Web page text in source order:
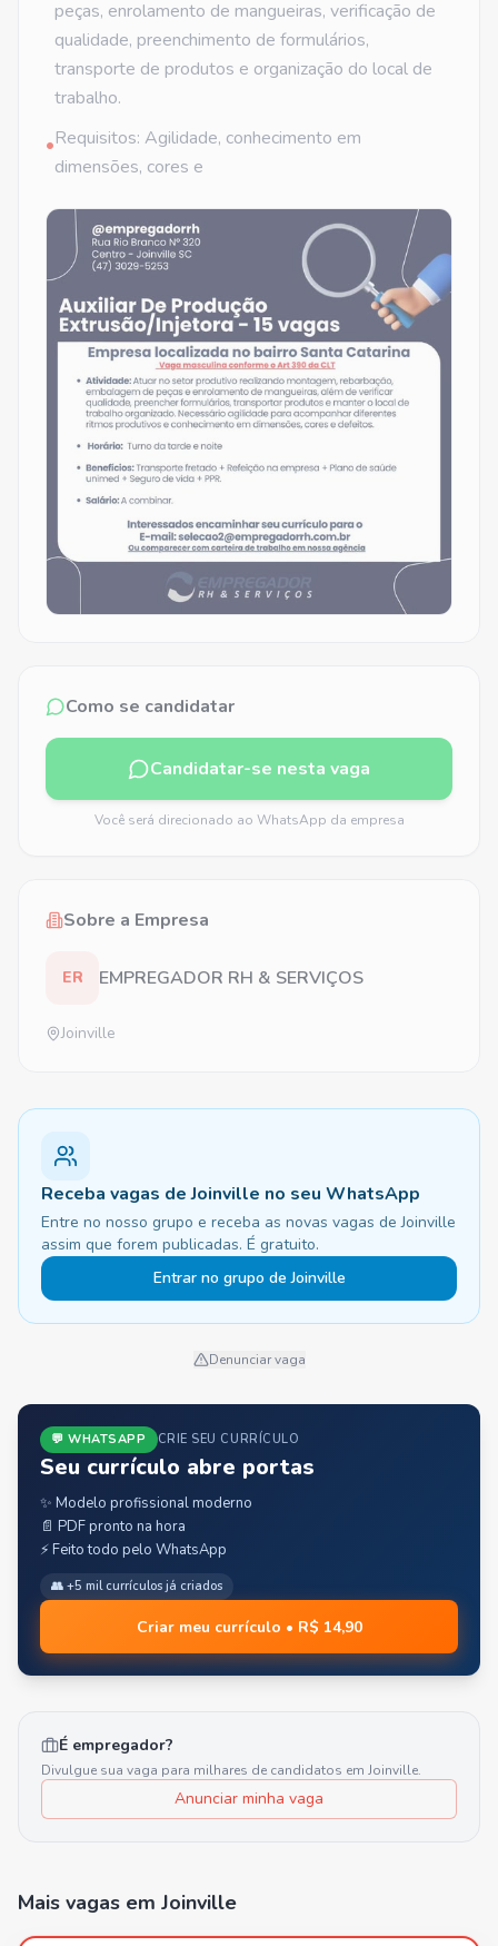
peças, enrolamento de mangueiras, verificação de
qualidade, preenchimento de formulários,
transporte de produtos e organização do local de
trabalho.
•Requisitos: Agilidade, conhecimento em
dimensões, cores e
Como se candidatar
Candidatar-se nesta vaga
Você será direcionado ao WhatsApp da empresa
Sobre a Empresa
ER EMPREGADOR RH & SERVIÇOS
Joinville
Receba vagas de Joinville no seu WhatsApp
Entre no nosso grupo e receba as novas vagas de Joinville
assim que forem publicadas. É gratuito.
Entrar no grupo de Joinville
Denunciar vaga
💬 WHATSAPP CRIE SEU CURRÍCULO
Seu currículo abre portas
✨ Modelo profissional moderno
📄 PDF pronto na hora
⚡ Feito todo pelo WhatsApp
👥 +5 mil currículos já criados
Criar meu currículo • R$ 14,90
É empregador?
Divulgue sua vaga para milhares de candidatos em Joinville.
Anunciar minha vaga
Mais vagas em Joinville